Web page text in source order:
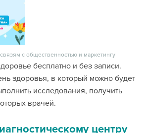
с общественностью и маркетингу
бесплатно и без записи.
здоровья, в который можно будет
исследования, получить
врачей.
центру